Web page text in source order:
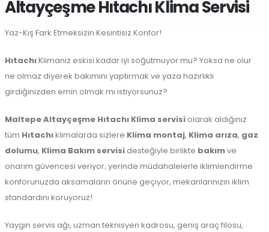
Altayçeşme Hıtachı Klima Servisi
Yaz-Kış Fark Etmeksizin Kesintisiz Konfor!
HıtachıKlimanız eskisi kadar iyi soğutmuyor mu? Yoksa ne olur
ne olmaz diyerek bakımını yaptırmak ve yaza hazırlıklı
girdiğinizden emin olmak mı istiyorsunuz?
MaltepeAltayçeşme Hıtachı Klima servisi olarak aldığınız
tüm Hıtachıklimalarda sizlere Klima montaj, Klima arıza, gaz
dolumu, Klima Bakım servisi desteğiyle birlikte bakımve
onarım güvencesi veriyor; yerinde müdahalelerle iklimlendirme
konforunuzda aksamaların önüne geçiyor, mekanlarınızın iklim
standardını koruyoruz!
Yaygın servis ağı, uzman teknisyen kadrosu, geniş araç filosu,